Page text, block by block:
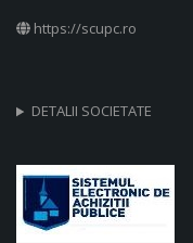
https://scupc.ro
DETALII SOCIETATE